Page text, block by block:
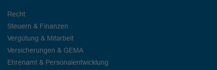
Recht
Steuern & Finanzen
Vergütung & Mitarbeit
Versicherungen & GEMA
Ehrenamt & Personalentwicklung